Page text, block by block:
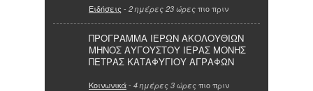
Ειδήσεις - 2 ημέρες 23 ώρες πιο πριν
ΠΡΟΓΡΑΜΜΑ ΙΕΡΩΝ ΑΚΟΛΟΥΘΙΩΝ
ΜΗΝΟΣ ΑΥΓΟΥΣΤΟΥ ΙΕΡΑΣ ΜΟΝΗΣ
ΠΕΤΡΑΣ ΚΑΤΑΦΥΓΙΟΥ ΑΓΡΑΦΩΝ
Κοινωνικά- 4 ημέρες 3 ώρες πιο πριν